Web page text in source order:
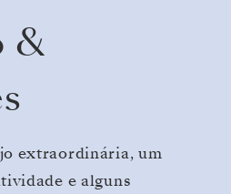
&
extraordinária, um
e alguns